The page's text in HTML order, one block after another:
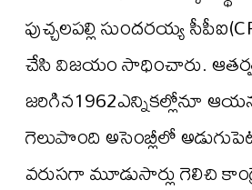
పుచ్చలపల్లి సుందరయ్య
చేసి విజయం సాధించారు.
జరిగిన1962ఎన్నికల్లోనూ
గెలుపొంది అసెంబ్లీలో
వరుసగా మూడుసార్లు గెలిచి